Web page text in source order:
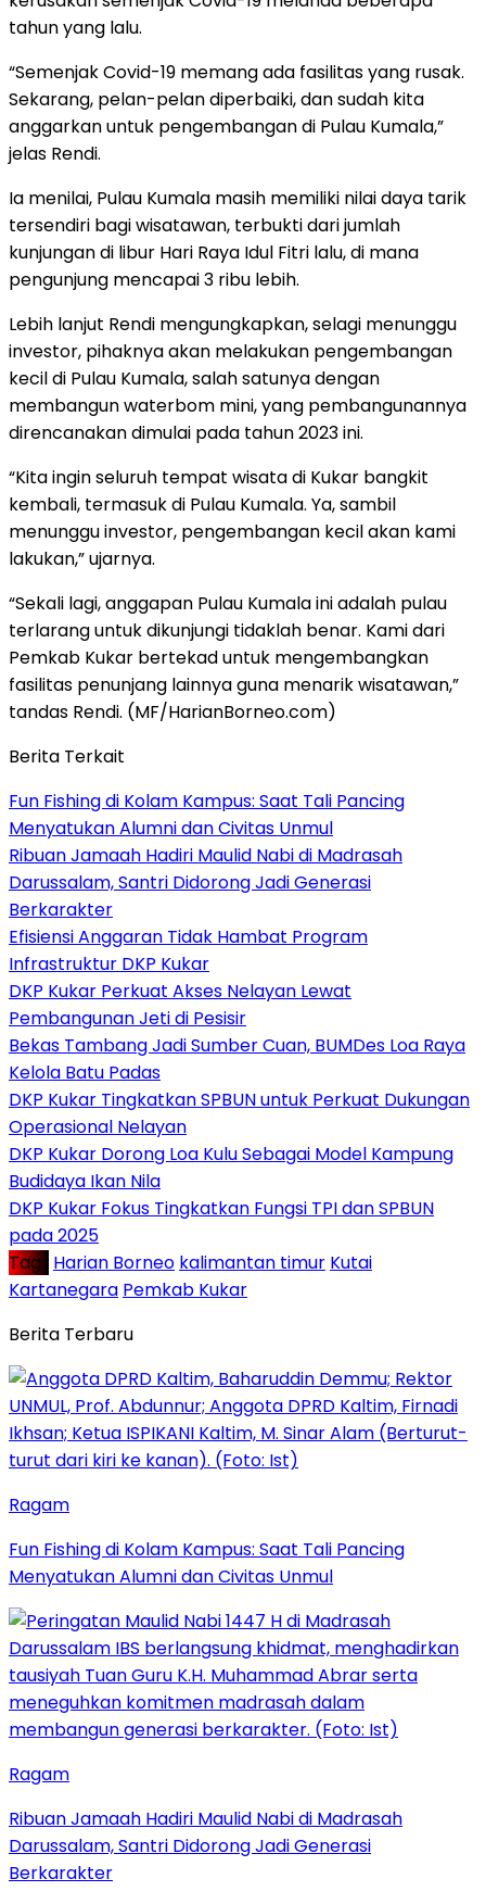
tahun yang lalu.
“Semenjak Covid-19 memang ada fasilitas yang rusak.
Sekarang, pelan-pelan diperbaiki, dan sudah kita
anggarkan untuk pengembangan di Pulau Kumala,”
jelas Rendi.
Ia menilai, Pulau Kumala masih memiliki nilai daya tarik
tersendiri bagi wisatawan, terbukti dari jumlah
kunjungan di libur Hari Raya Idul Fitri lalu, di mana
pengunjung mencapai 3 ribu lebih.
Lebih lanjut Rendi mengungkapkan, selagi menunggu
investor, pihaknya akan melakukan pengembangan
kecil di Pulau Kumala, salah satunya dengan
membangun waterbom mini, yang pembangunannya
direncanakan dimulai pada tahun 2023 ini.
“Kita ingin seluruh tempat wisata di Kukar bangkit
kembali, termasuk di Pulau Kumala. Ya, sambil
menunggu investor, pengembangan kecil akan kami
lakukan,” ujarnya.
“Sekali lagi, anggapan Pulau Kumala ini adalah pulau
terlarang untuk dikunjungi tidaklah benar. Kami dari
Pemkab Kukar bertekad untuk mengembangkan
fasilitas penunjang lainnya guna menarik wisatawan,”
tandas Rendi. (MF/HarianBorneo.com)
Berita Terkait
Fun Fishing di Kolam Kampus: Saat Tali Pancing
Menyatukan Alumni dan Civitas Unmul
Ribuan Jamaah Hadiri Maulid Nabi di Madrasah
Darussalam, Santri Didorong Jadi Generasi
Berkarakter
Efisiensi Anggaran Tidak Hambat Program
Infrastruktur DKP Kukar
DKP Kukar Perkuat Akses Nelayan Lewat
Pembangunan Jeti di Pesisir
Bekas Tambang Jadi Sumber Cuan, BUMDes Loa Raya
Kelola Batu Padas
DKP Kukar Tingkatkan SPBUN untuk Perkuat Dukungan
Operasional Nelayan
DKP Kukar Dorong Loa Kulu Sebagai Model Kampung
Budidaya Ikan Nila
DKP Kukar Fokus Tingkatkan Fungsi TPI dan SPBUN
pada 2025
Tag : Harian Borneo kalimantan timur Kutai
Kartanegara Pemkab Kukar
Berita Terbaru
Ragam
Fun Fishing di Kolam Kampus: Saat Tali Pancing
Menyatukan Alumni dan Civitas Unmul
Ragam
Ribuan Jamaah Hadiri Maulid Nabi di Madrasah
Darussalam, Santri Didorong Jadi Generasi
Berkarakter